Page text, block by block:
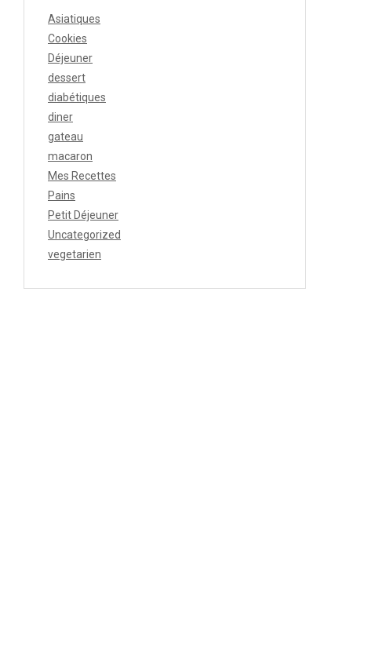
Asiatiques
Cookies
Déjeuner
dessert
diabétiques
diner
gateau
macaron
Mes Recettes
Pains
Petit Déjeuner
Uncategorized
vegetarien